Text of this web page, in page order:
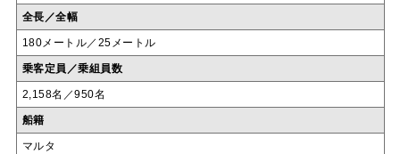
全長／全幅
180メートル／25メートル
乗客定員／乗組員数
2,158名／950名
船籍
マルタ